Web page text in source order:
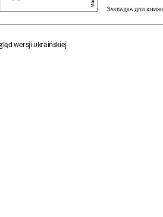
wersji ukraińskiej